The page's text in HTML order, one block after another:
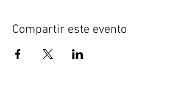
Compartir este evento